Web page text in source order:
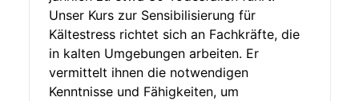
Unser Kurs zur Sensibilisierung für
Kältestress richtet sich an Fachkräfte, die
in kalten Umgebungen arbeiten. Er
vermittelt ihnen die notwendigen
Kenntnisse und Fähigkeiten, um